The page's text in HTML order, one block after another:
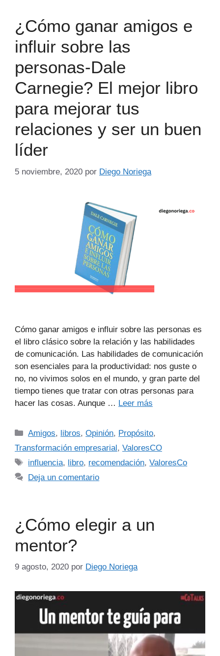
¿Cómo ganar amigos e
influir sobre las
personas-Dale
Carnegie? El mejor libro
para mejorar tus
relaciones y ser un buen
líder
5 noviembre, 2020 por Diego Noriega
Cómo ganar amigos e influir sobre las personas es
el libro clásico sobre la relación y las habilidades
de comunicación. Las habilidades de comunicación
son esenciales para la productividad: nos guste o
no, no vivimos solos en el mundo, y gran parte del
tiempo tienes que tratar con otras personas para
hacer las cosas. Aunque … Leer más
Amigos, libros,Opinión, Propósito,
Transformación empresarial, ValoresCO
influencia, libro, recomendación,ValoresCo
Deja un comentario
¿Cómo elegir a un
mentor?
9 agosto, 2020 por Diego Noriega